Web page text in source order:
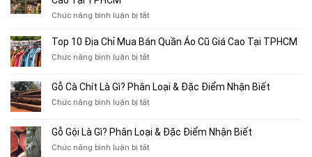
Bán
Xe
Cũ,
Xe
Cũ
TP.HCM
Chức năng bình luận bị tắtở
10
Thu
Sách
Tạp
Chí
Top 10 Địa Chỉ Mua Bán Quần Áo Cũ Giá Cao Tại TPHCM
Chức năng bình luận bị tắtở
Địa
Chỉ
Bán
Áo
Gỗ Cà Chít Là Gì? Phân Loại & Đặc Điểm Nhận Biết
Chức năng bình luận bị tắtở
Chít
Là
Gỗ Gội Là Gì? Phân Loại & Đặc Điểm Nhận Biết
Chức năng bình luận bị tắtở